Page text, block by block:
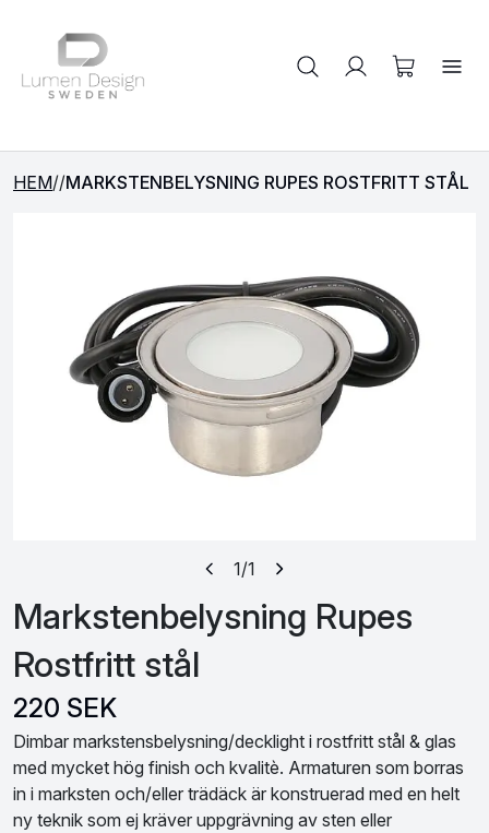
Sök på produkter
HEM//MARKSTENBELYSNING RUPES ROSTFRITT STÅL
1/1
Markstenbelysning Rupes
Rostfritt stål
220 SEK
Dimbar markstensbelysning/decklight i rostfritt stål & glas
med mycket hög finish och kvalitè. Armaturen som borras
in i marksten och/eller trädäck är konstruerad med en helt
ny teknik som ej kräver uppgrävning av sten eller